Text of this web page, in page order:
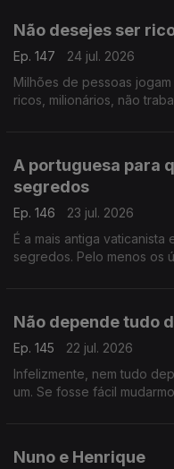
Não desejes ser
Ep. 147
24 jul. 2026
Milhões de pessoas
ricos, milionários, não
A portuguesa para
segredos
Ep. 146
23 jul. 2026
É a mais antiga
segredos. Pelo menos os
Não depende tudo
Ep. 145
22 jul. 2026
Infelizmente, nem tudo
um. Se fosse fácil
Nuno e Henrique